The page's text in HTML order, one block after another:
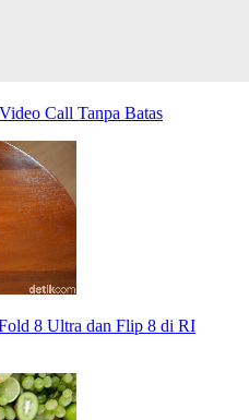
Call Tanpa Batas
8 Ultra dan Flip 8 di RI